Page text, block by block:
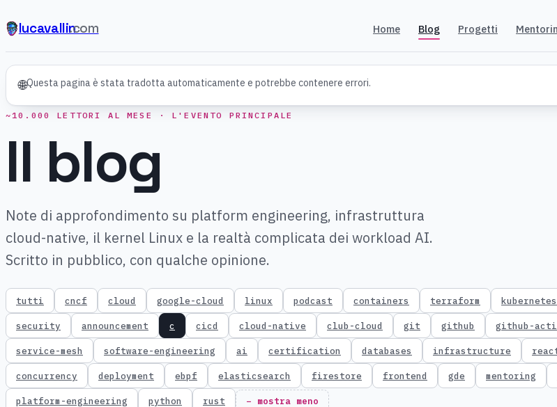
lucavallin.com Home Blog Progetti
🌐Questa pagina è stata tradotta automaticamente e potrebbe contenere errori.
~10.000 LETTORI AL MESE · L'EVENTO PRINCIPALE
Il blog
Note di approfondimento su platform engineering, infrastruttura
cloud-native, il kernel Linux e la realtà complicata dei workload AI.
Scritto in pubblico, con qualche opinione.
tutti cncf cloud google-cloud linux podcast containers terraform kubernetes
security announcement c cicd cloud-native club-cloud git github github-
service-mesh software-engineering ai certification databases infrastructure
concurrency deployment ebpf elasticsearch firestore frontend gde mentoring
platform-engineering python rust − mostra meno